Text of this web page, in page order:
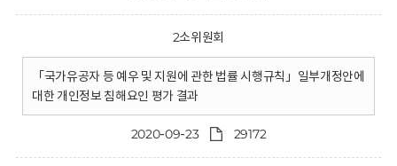
2소위원회
「국가유공자 등 예우 및 지원에 관한 법률 시행규칙」일부개정안에
대한 개인정보 침해요인 평가 결과
2020-09-23 29172